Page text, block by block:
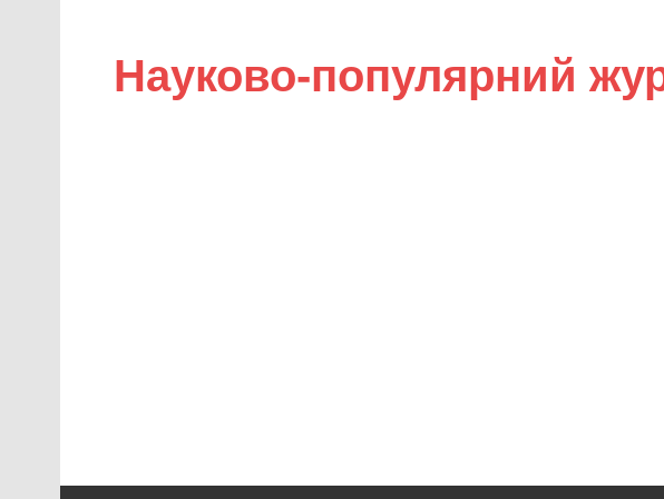
Науково-популярний